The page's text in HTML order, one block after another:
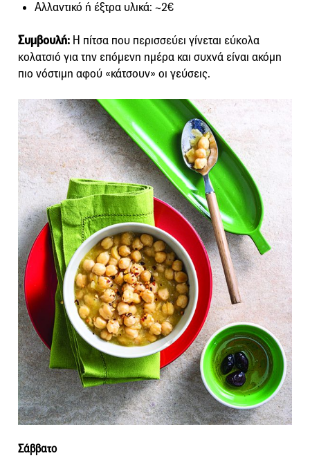
Αλλαντικό ή έξτρα υλικά: ~2€
Συμβουλή: Η πίτσα που περισσεύει γίνεται εύκολα
κολατσιό για την επόμενη ημέρα και συχνά είναι ακόμη
πιο νόστιμη αφού «κάτσουν» οι γεύσεις.
Σάββατο